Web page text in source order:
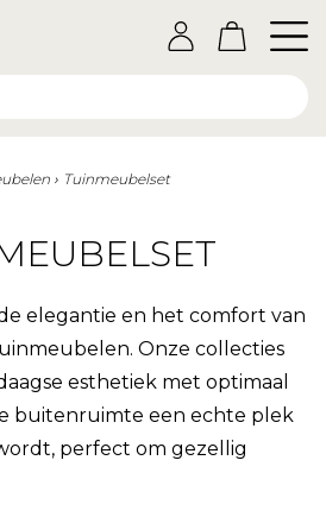
Tuinmeubelset
elegantie en het comfort van
Onze collecties
esthetiek met optimaal
buitenruimte een echte plek
perfect om gezellig